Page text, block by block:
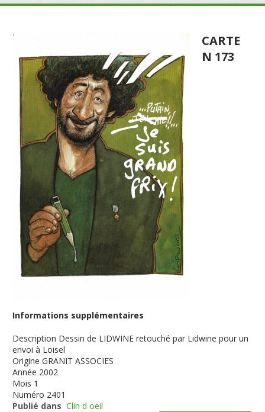
CARTE
N 173
Informations supplémentaires
Description Dessin de LIDWINE retouché par Lidwine pour un
envoi à Loisel
Origine GRANIT ASSOCIES
Année 2002
Mois 1
Numéro 2401
Publié dans Clin d oeil